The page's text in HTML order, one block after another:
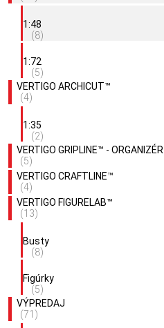
1:48
(8)
1:72
(5)
VERTIGO ARCHICUT™
(4)
1:35
(2)
VERTIGO GRIPLINE™ - ORGANIZÉR
(5)
VERTIGO CRAFTLINE™
(4)
VERTIGO FIGURELAB™
(13)
Busty
(8)
Figúrky
(5)
VÝPREDAJ
(71)